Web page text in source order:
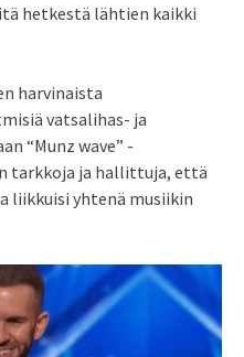
hetkestä lähtien kaikki
harvinaista
vatsalihas- ja
“Munz wave” -
tarkkoja ja hallittuja, että
liikkuisi yhtenä musiikin